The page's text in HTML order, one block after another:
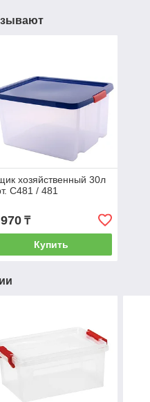
хозяйственный 30л
С481 / 481
₸
Купить